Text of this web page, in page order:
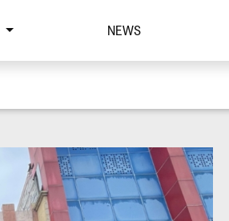
NEWS